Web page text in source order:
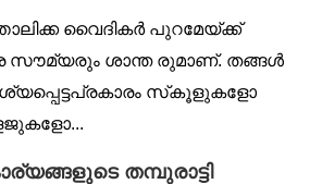
വൈദികർ പുറമേയ്ക്ക്
സൗമ്യരും ശാന്ത രുമാണ്. തങ്ങൾ
സ്‌കൂളുകളോ
തമ്പുരാട്ടി